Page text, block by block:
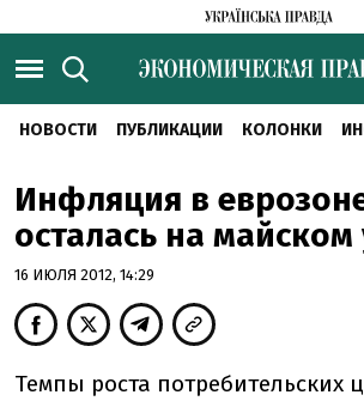
НОВОСТИ ПУБЛИКАЦИИ КОЛОНКИ
Инфляция в
осталась на
16 ИЮЛЯ 2012, 14:29
Темпы роста потребительских